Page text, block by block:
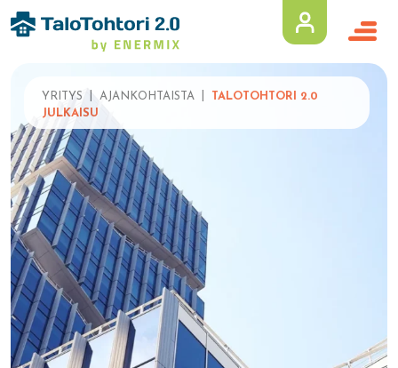
YRITYS AJANKOHTAISTA
TALOTOHTORI 2.0
JULKAISU